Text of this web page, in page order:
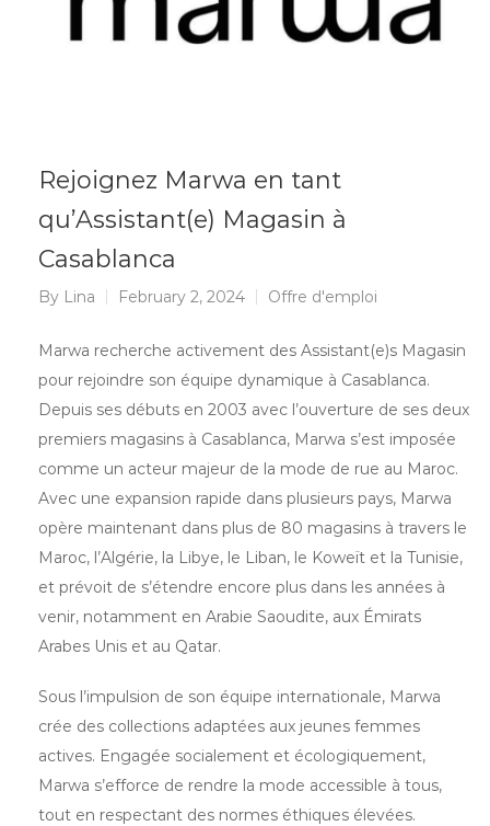
Rejoignez Marwa en tant
qu’Assistant(e) Magasin à
Casablanca
By Lina February 2, 2024 Offre d'emploi
Marwa recherche activement des Assistant(e)s Magasin
pour rejoindre son équipe dynamique à Casablanca.
Depuis ses débuts en 2003 avec l’ouverture de ses deux
premiers magasins à Casablanca, Marwa s’est imposée
comme un acteur majeur de la mode de rue au Maroc.
Avec une expansion rapide dans plusieurs pays, Marwa
opère maintenant dans plus de 80 magasins à travers le
Maroc, l’Algérie, la Libye, le Liban, le Koweït et la Tunisie,
et prévoit de s’étendre encore plus dans les années à
venir, notamment en Arabie Saoudite, aux Émirats
Arabes Unis et au Qatar.
Sous l’impulsion de son équipe internationale, Marwa
crée des collections adaptées aux jeunes femmes
actives. Engagée socialement et écologiquement,
Marwa s’efforce de rendre la mode accessible à tous,
tout en respectant des normes éthiques élevées.